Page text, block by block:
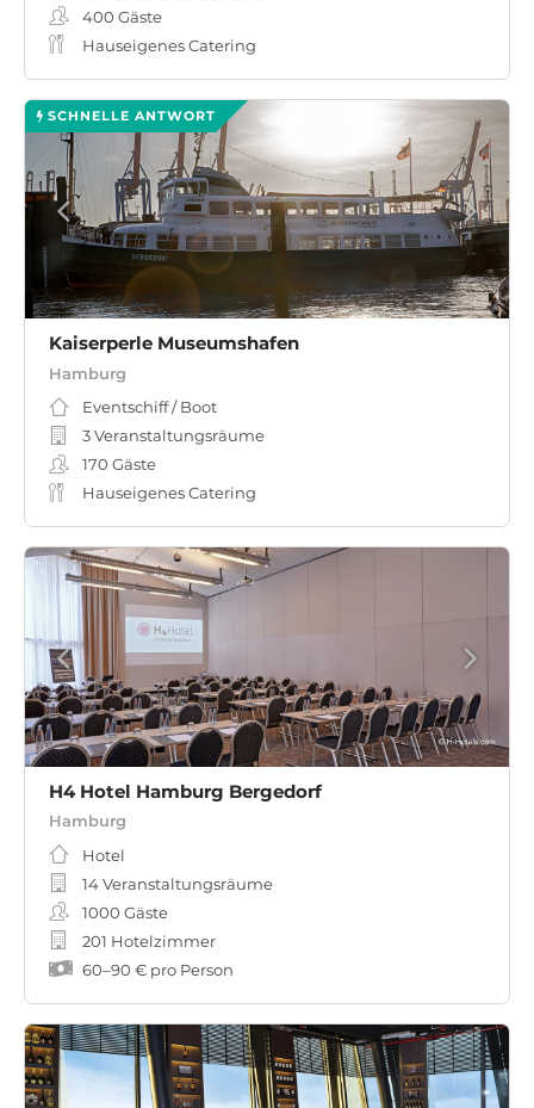
400 Gäste
Hauseigenes Catering
SCHNELLE ANTWORT
Kaiserperle Museumshafen
Hamburg
Eventschiff / Boot
3 Veranstaltungsräume
170 Gäste
Hauseigenes Catering
H4 Hotel Hamburg Bergedorf
Hamburg
Hotel
14 Veranstaltungsräume
1000 Gäste
201 Hotelzimmer
60–90 € pro Person